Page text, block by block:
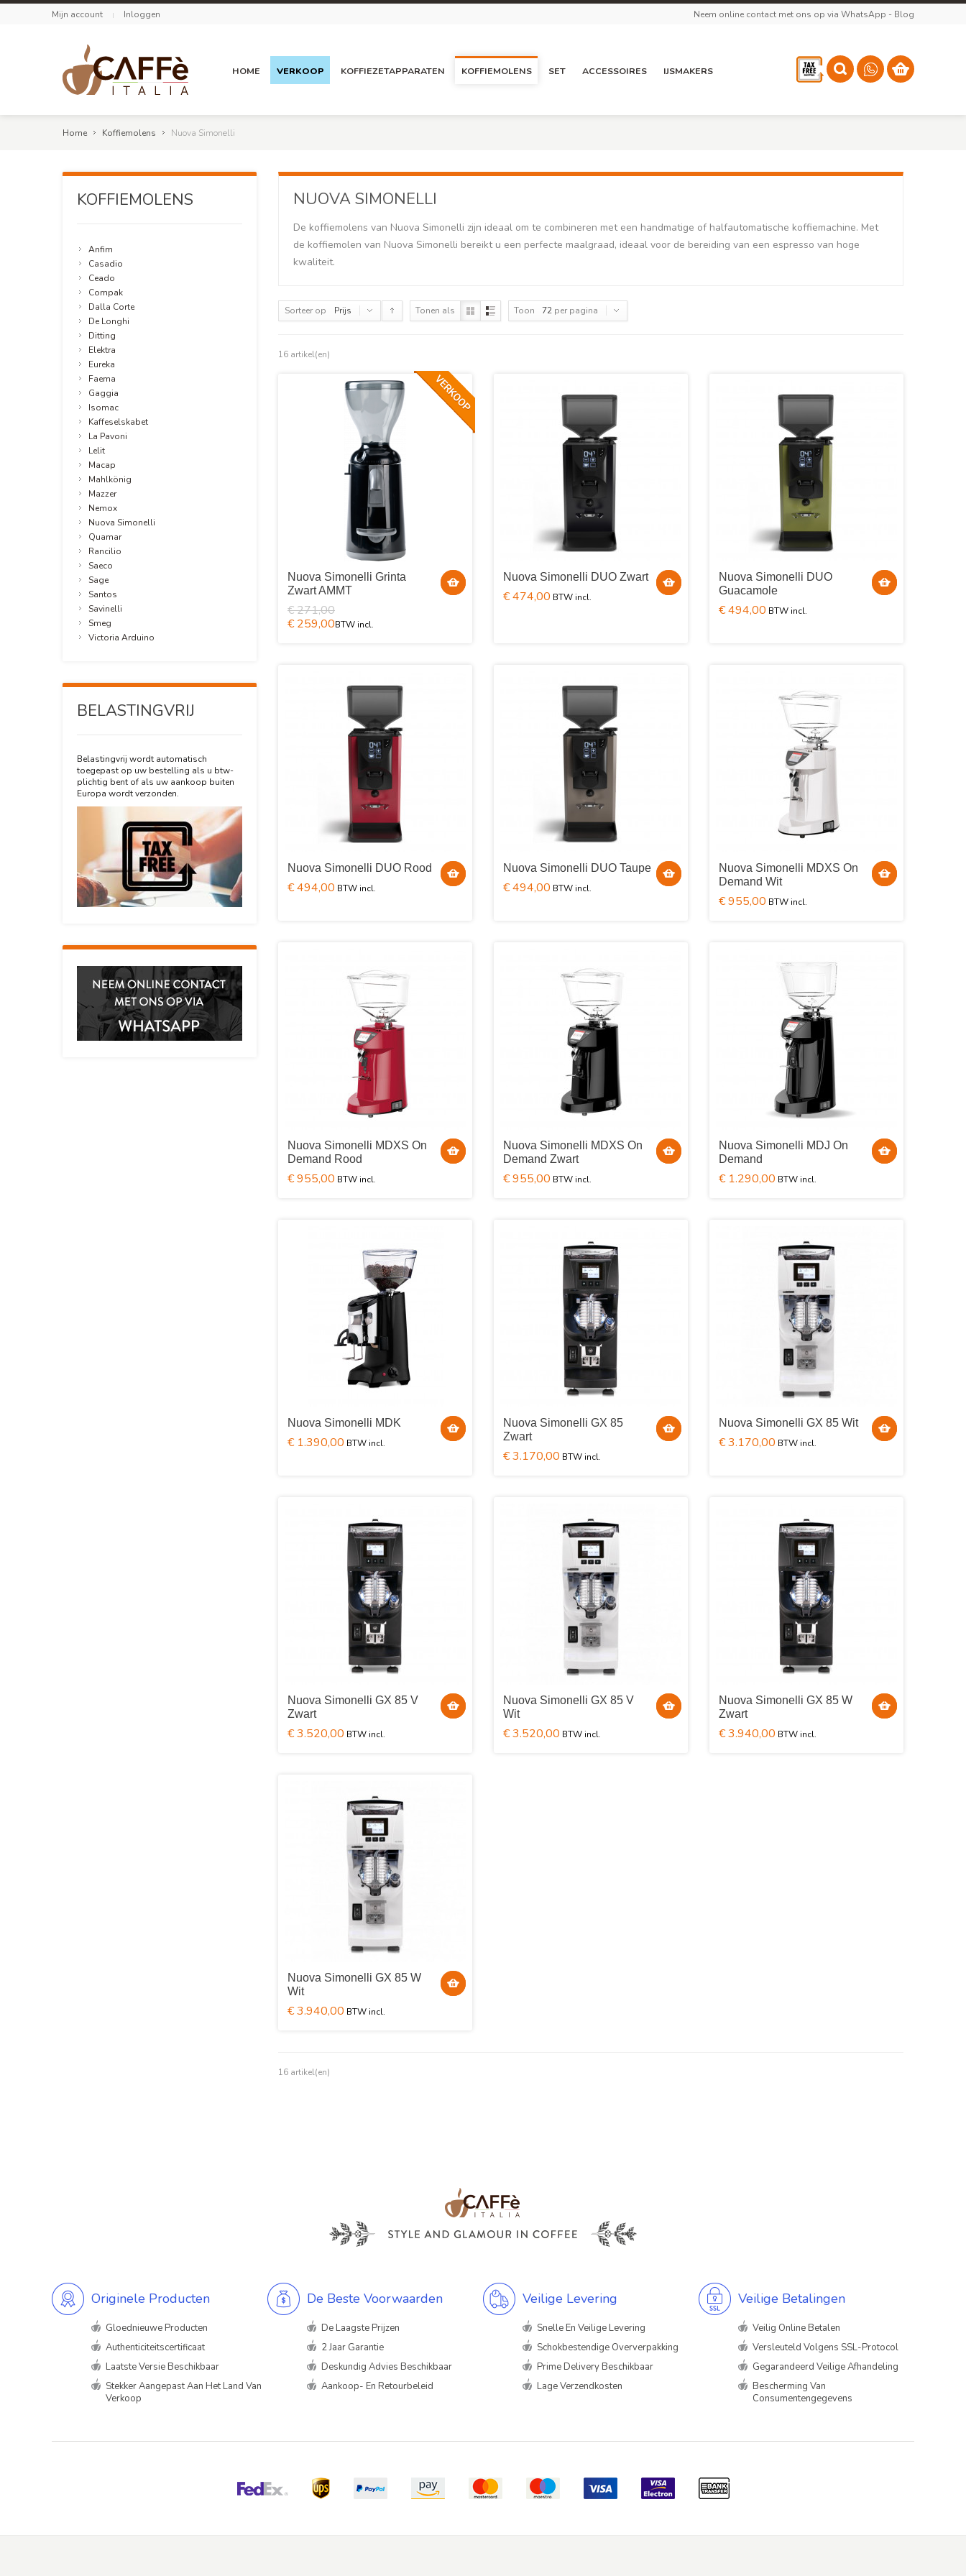
Mijn account Inloggen Neem online contact met ons op via WhatsApp - Blog
HOME VERKOOP KOFFIEZETAPPARATEN KOFFIEMOLENS SET ACCESSOIRES IJSMAKERS
Home Koffiemolens Nuova Simonelli
NUOVA SIMONELLI
De koffiemolens van Nuova Simonelli zijn ideaal om te combineren met een handmatige of halfautomatische koffiemachine. Met
de koffiemolen van Nuova Simonelli bereikt u een perfecte maalgraad, ideaal voor de bereiding van een espresso van hoge
kwaliteit.
Sorteer op Prijs Tonen als Toon 72 per pagina
16 artikel(en)
Nuova Simonelli Grinta
Zwart AMMT
€ 271,00
€ 259,00
Nuova Simonelli DUO Zwart
€ 474,00
Nuova Simonelli DUO
Guacamole
€ 494,00
Nuova Simonelli DUO Rood
€ 494,00
Nuova Simonelli DUO Taupe
€ 494,00
Nuova Simonelli MDXS On
Demand Wit
€ 955,00
Nuova Simonelli MDXS On
Demand Rood
€ 955,00
Nuova Simonelli MDXS On
Demand Zwart
€ 955,00
Nuova Simonelli MDJ On
Demand
€ 1.290,00
Nuova Simonelli MDK
€ 1.390,00
Nuova Simonelli GX 85
Zwart
€ 3.170,00
Nuova Simonelli GX 85 Wit
€ 3.170,00
Nuova Simonelli GX 85 V
Zwart
€ 3.520,00
Nuova Simonelli GX 85 V
Wit
€ 3.520,00
Nuova Simonelli GX 85 W
Zwart
€ 3.940,00
Nuova Simonelli GX 85 W
Wit
€ 3.940,00
16 artikel(en)
KOFFIEMOLENS
Anfim
Casadio
Ceado
Compak
Dalla Corte
De Longhi
Ditting
Elektra
Eureka
Faema
Gaggia
Isomac
Kaffeselskabet
La Pavoni
Lelit
Macap
Mahlkönig
Mazzer
Nemox
Nuova Simonelli
Quamar
Rancilio
Saeco
Sage
Santos
Savinelli
Smeg
Victoria Arduino
BELASTINGVRIJ
Belastingvrij wordt automatisch
toegepast op uw bestelling als u btw-
plichtig bent of als uw aankoop buiten
Europa wordt verzonden.
Originele Producten
Gloednieuwe Producten
Authenticiteitscertificaat
Laatste Versie Beschikbaar
Stekker Aangepast Aan Het Land Van
Verkoop
De Beste Voorwaarden
De Laagste Prijzen
2 Jaar Garantie
Deskundig Advies Beschikbaar
Aankoop- En Retourbeleid
Veilige Levering
Snelle En Veilige Levering
Schokbestendige Oververpakking
Prime Delivery Beschikbaar
Lage Verzendkosten
Veilige Betalingen
Veilig Online Betalen
Versleuteld Volgens SSL-Protocol
Gegarandeerd Veilige Afhandeling
Bescherming Van
Consumentengegevens